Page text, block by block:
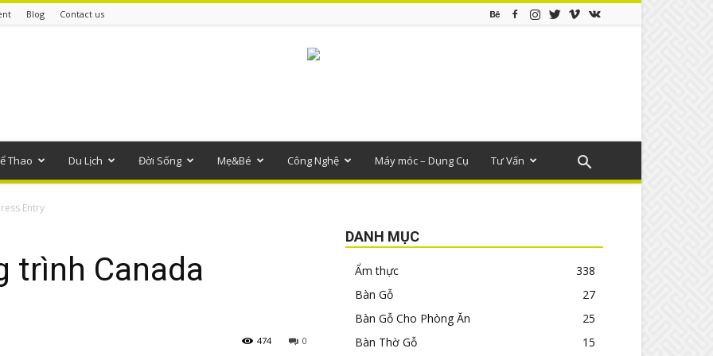
Blog Contact us
Thao Du Lịch Đời Sống Mẹ&Bé Công Nghệ Máy móc – Dụng Cụ Tư Vấn
Entry
trình Canada
0
474
DANH MỤC
Ẩm thực
338
Bàn Gỗ
27
Bàn Gỗ Cho Phòng Ăn
25
Bàn Thờ Gỗ
15